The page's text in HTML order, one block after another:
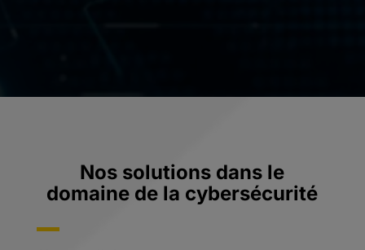
Nos solutions dans le
domaine de la cybersécurité